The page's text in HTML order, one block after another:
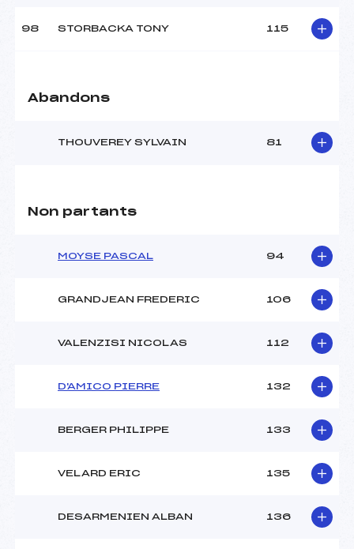
98 STORBACKA TONY 115
Abandons
THOUVEREY SYLVAIN 81
Non partants
MOYSE PASCAL 94
GRANDJEAN FREDERIC 106
VALENZISI NICOLAS 112
D'AMICO PIERRE 132
BERGER PHILIPPE 133
VELARD ERIC 135
DESARMENIEN ALBAN 136